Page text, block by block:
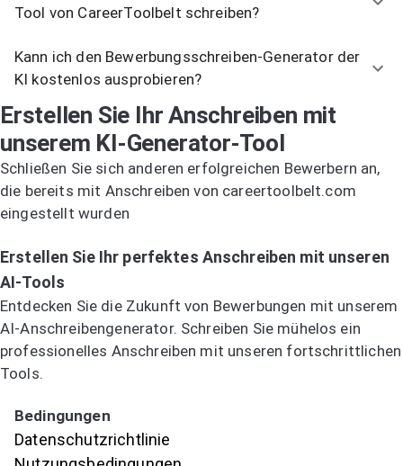
Tool von CareerToolbelt schreiben?
Kann ich den Bewerbungsschreiben-Generator der
KI kostenlos ausprobieren?
Erstellen Sie Ihr Anschreiben mit
unserem KI-Generator-Tool
Schließen Sie sich anderen erfolgreichen Bewerbern an,
die bereits mit Anschreiben von careertoolbelt.com
eingestellt wurden
Erstellen Sie Ihr perfektes Anschreiben mit unseren
AI-Tools
Entdecken Sie die Zukunft von Bewerbungen mit unserem
AI-Anschreibengenerator. Schreiben Sie mühelos ein
professionelles Anschreiben mit unseren fortschrittlichen
Tools.
Bedingungen
Datenschutzrichtlinie